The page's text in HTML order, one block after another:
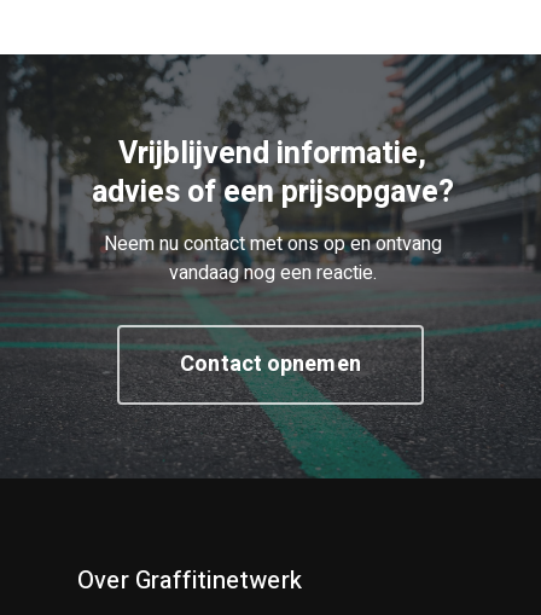
Vrijblijvend informatie,
advies of een prijsopgave?
Neem nu contact met ons op en ontvang
vandaag nog een reactie.
Contact opnemen
Over Graffitinetwerk